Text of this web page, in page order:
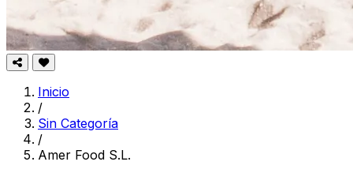
Inicio
/
Sin Categoría
/
Amer Food S.L.